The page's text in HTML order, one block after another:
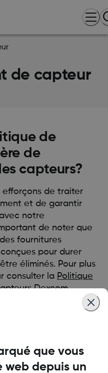
de capteur
de
de
capteurs?
efforçons de traiter
et de garantir
notre
de noter que
fournitures
pour durer
éliminés. Pour plus
consulter la Politique
Dexcom.
que vous
web depuis un